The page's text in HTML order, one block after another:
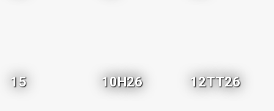
15 10H26 12TT26